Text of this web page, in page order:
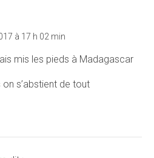
à 17 h 02 min
mis les pieds à Madagascar
s’abstient de tout